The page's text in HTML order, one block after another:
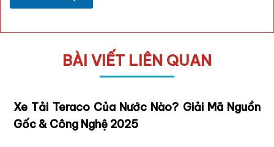
BÀI VIẾT LIÊN QUAN
Xe Tải Teraco Của Nước Nào? Giải Mã Nguồn
Gốc & Công Nghệ 2025